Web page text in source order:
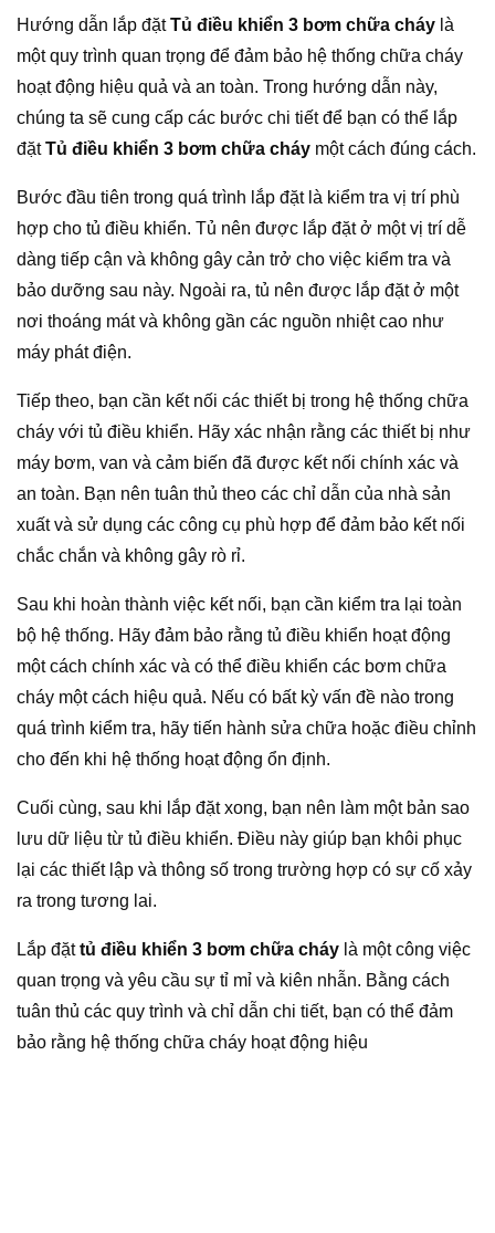
Hướng dẫn lắp đặtTủ điều khiển 3 bơm chữa cháy là
một quy trình quan trọng để đảm bảo hệ thống chữa cháy
hoạt động hiệu quả và an toàn. Trong hướng dẫn này,
chúng ta sẽ cung cấp các bước chi tiết để bạn có thể lắp
đặtTủ điều khiển 3 bơm chữa cháy một cách đúng cách.
Bước đầu tiên trong quá trình lắp đặt là kiểm tra vị trí phù
hợp cho tủ điều khiển. Tủ nên được lắp đặt ở một vị trí dễ
dàng tiếp cận và không gây cản trở cho việc kiểm tra và
bảo dưỡng sau này. Ngoài ra, tủ nên được lắp đặt ở một
nơi thoáng mát và không gần các nguồn nhiệt cao như
máy phát điện.
Tiếp theo, bạn cần kết nối các thiết bị trong hệ thống chữa
cháy với tủ điều khiển. Hãy xác nhận rằng các thiết bị như
máy bơm, van và cảm biến đã được kết nối chính xác và
an toàn. Bạn nên tuân thủ theo các chỉ dẫn của nhà sản
xuất và sử dụng các công cụ phù hợp để đảm bảo kết nối
chắc chắn và không gây rò rỉ.
Sau khi hoàn thành việc kết nối, bạn cần kiểm tra lại toàn
bộ hệ thống. Hãy đảm bảo rằng tủ điều khiển hoạt động
một cách chính xác và có thể điều khiển các bơm chữa
cháy một cách hiệu quả. Nếu có bất kỳ vấn đề nào trong
quá trình kiểm tra, hãy tiến hành sửa chữa hoặc điều chỉnh
cho đến khi hệ thống hoạt động ổn định.
Cuối cùng, sau khi lắp đặt xong, bạn nên làm một bản sao
lưu dữ liệu từ tủ điều khiển. Điều này giúp bạn khôi phục
lại các thiết lập và thông số trong trường hợp có sự cố xảy
ra trong tương lai.
Lắp đặttủ điều khiển 3 bơm chữa cháy là một công việc
quan trọng và yêu cầu sự tỉ mỉ và kiên nhẫn. Bằng cách
tuân thủ các quy trình và chỉ dẫn chi tiết, bạn có thể đảm
bảo rằng hệ thống chữa cháy hoạt động hiệu